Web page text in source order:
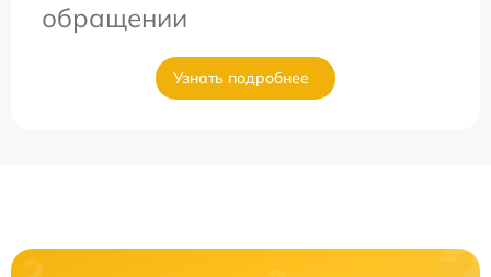
обращении
Узнать подробнее